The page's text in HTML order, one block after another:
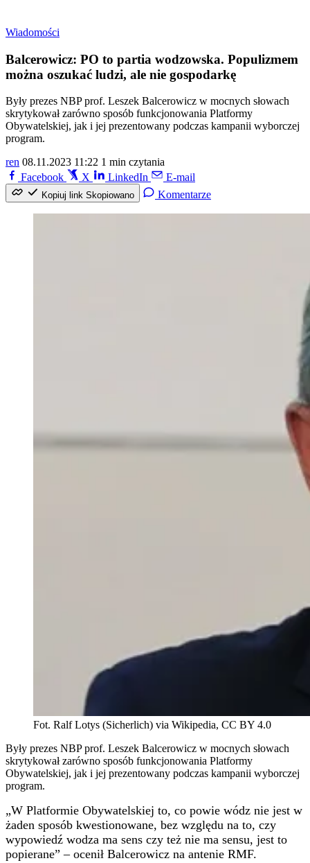
Wiadomości
Balcerowicz: PO to partia wodzowska. Populizmem
można oszukać ludzi, ale nie gospodarkę
Były prezes NBP prof. Leszek Balcerowicz w mocnych słowach
skrytykował zarówno sposób funkcjonowania Platformy
Obywatelskiej, jak i jej prezentowany podczas kampanii wyborczej
program.
ren 08.11.2023 11:22 1 min czytania
Facebook
X LinkedIn E-mail
Kopiuj link Skopiowano Komentarze
Fot. Ralf Lotys (Sicherlich) via Wikipedia, CC BY 4.0
Były prezes NBP prof. Leszek Balcerowicz w mocnych słowach
skrytykował zarówno sposób funkcjonowania Platformy
Obywatelskiej, jak i jej prezentowany podczas kampanii wyborczej
program.
„W Platformie Obywatelskiej to, co powie wódz nie jest w
żaden sposób kwestionowane, bez względu na to, czy
wypowiedź wodza ma sens czy też nie ma sensu, jest to
popierane” – ocenił Balcerowicz na antenie RMF.